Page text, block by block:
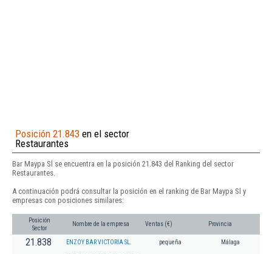
Posición 21.843 en el sector
Restaurantes
Bar Maypa Sl se encuentra en la posición 21.843 del Ranking del sector
Restaurantes.
A continuación podrá consultar la posición en el ranking de Bar Maypa Sl y
empresas con posiciones similares:
Posición
Sector
Nombre de la empresa Ventas (€) Provincia
21.838 ENZOY BAR VICTORIA SL. pequeña Málaga